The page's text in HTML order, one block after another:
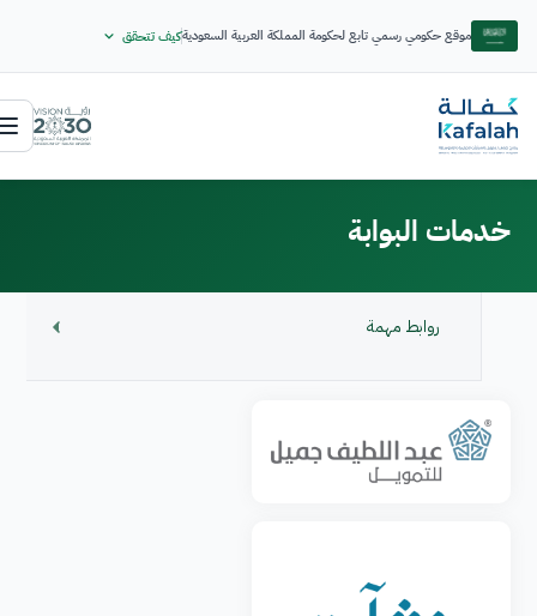
موقع حكومي رسمي تابع لحكومة المملكة العربية السعوديةكيف تتحقق
خدمات البوابة
روابط مهمة